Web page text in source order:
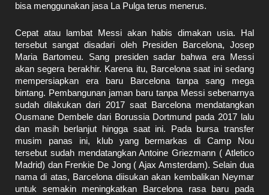
bisa menggunakan jasa La Pulga terus menerus.
Cepat atau lambat Messi akan habis dimakan usia. Hal
tersebut sangat disadari oleh Presiden Barcelona, Josep
Maria Bartomeu. Sang presiden sadar bahwa era Messi
akan segera berakhir. Karena itu, Barcelona saat ini sedang
mempersiapkan era baru Barcelona tanpa sang mega
bintang. Pembangunan jaman baru tanpa Messi sebenarnya
sudah dilakukan dari 2017 saat Barcelona mendatangkan
Ousmane Dembele dari Borussia Dortmund pada 2017 lalu
dan masih berlanjut hingga saat ini. Pada bursa transfer
musim panas ini, klub yang bermarkas di Camp Nou
tersebut sudah mendatangkan Antoine Griezmann ( Atletico
Madrid) dan Frenkie De Jong ( Ajax Amsterdam). Selain dua
nama di atas, Barcelona diisukan akan kembalikan Neymar
untuk semakin meningkatkan Barcelona rasa baru pada